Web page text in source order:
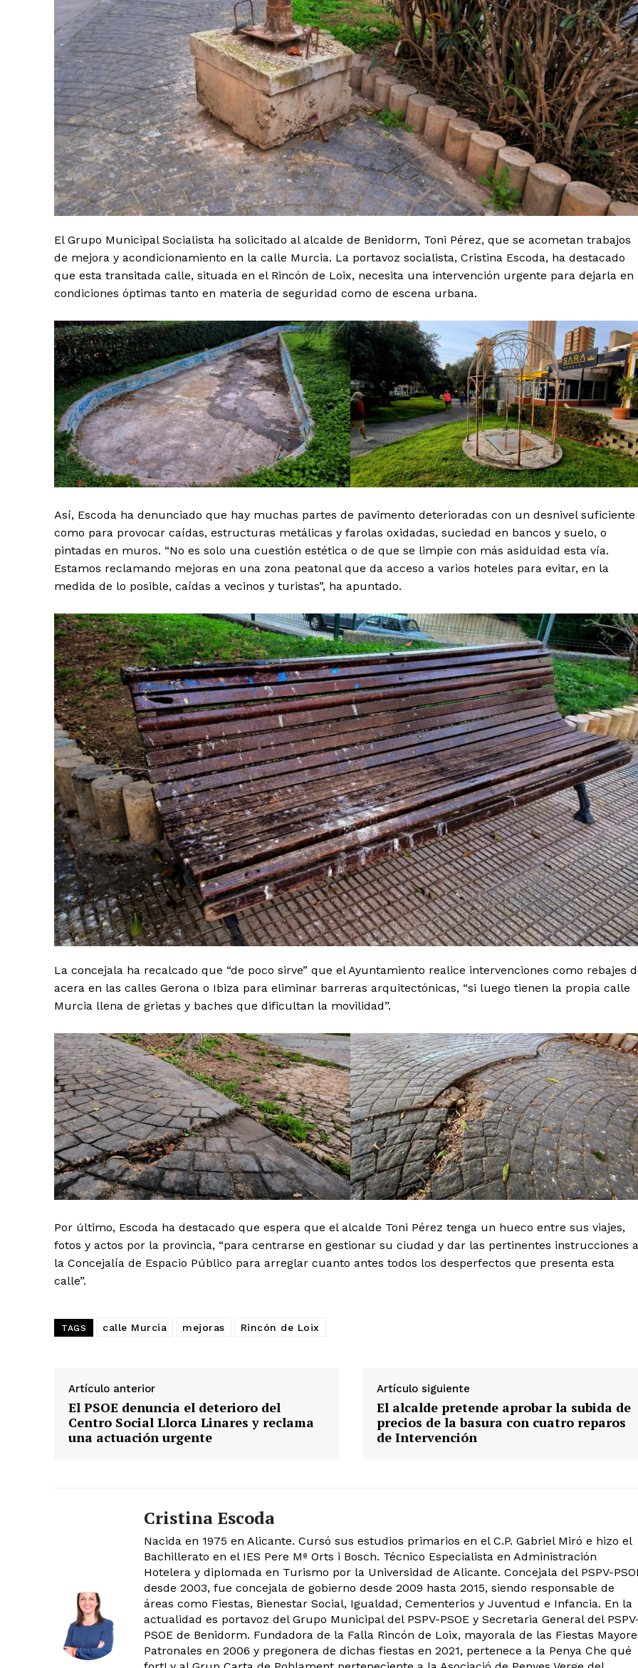
El Grupo Municipal Socialista ha solicitado al alcalde de Benidorm, Toni Pérez, que se acometan trabajos
de mejora y acondicionamiento en la calle Murcia. La portavoz socialista, Cristina Escoda, ha destacado
que esta transitada calle, situada en el Rincón de Loix, necesita una intervención urgente para dejarla en
condiciones óptimas tanto en materia de seguridad como de escena urbana.
Así, Escoda ha denunciado que hay muchas partes de pavimento deterioradas con un desnivel suficiente
como para provocar caídas, estructuras metálicas y farolas oxidadas, suciedad en bancos y suelo, o
pintadas en muros. “No es solo una cuestión estética o de que se limpie con más asiduidad esta vía.
Estamos reclamando mejoras en una zona peatonal que da acceso a varios hoteles para evitar, en la
medida de lo posible, caídas a vecinos y turistas”, ha apuntado.
La concejala ha recalcado que “de poco sirve” que el Ayuntamiento realice intervenciones como rebajes
acera en las calles Gerona o Ibiza para eliminar barreras arquitectónicas, “si luego tienen la propia calle
Murcia llena de grietas y baches que dificultan la movilidad”.
Por último, Escoda ha destacado que espera que el alcalde Toni Pérez tenga un hueco entre sus viajes,
fotos y actos por la provincia, “para centrarse en gestionar su ciudad y dar las pertinentes instrucciones a
la Concejalía de Espacio Público para arreglar cuanto antes todos los desperfectos que presenta esta
calle”.
TAGS calle Murcia mejoras Rincón de Loix
Artículo anterior
El PSOE denuncia el deterioro del
Centro Social Llorca Linares y reclama
una actuación urgente
Artículo siguiente
El alcalde pretende aprobar la subida de
precios de la basura con cuatro reparos
de Intervención
Cristina Escoda
Nacida en 1975 en Alicante. Cursó sus estudios primarios en el C.P. Gabriel Miró e hizo el
Bachillerato en el IES Pere Mª Orts i Bosch. Técnico Especialista en Administración
Hotelera y diplomada en Turismo por la Universidad de Alicante. Concejala del PSPV-
desde 2003, fue concejala de gobierno desde 2009 hasta 2015, siendo responsable de
áreas como Fiestas, Bienestar Social, Igualdad, Cementerios y Juventud e Infancia. En la
actualidad es portavoz del Grupo Municipal del PSPV-PSOE y Secretaria General del
PSOE de Benidorm. Fundadora de la Falla Rincón de Loix, mayorala de las Fiestas
Patronales en 2006 y pregonera de dichas fiestas en 2021, pertenece a la Penya Che qué